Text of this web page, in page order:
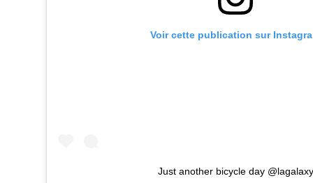
Voir cette publication sur
Just another bicycle day @lagalaxy